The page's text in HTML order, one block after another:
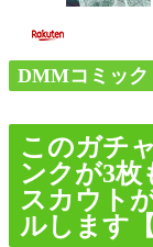
DMMコミック
このガチ
ンクが3枚
スカウト
ルします